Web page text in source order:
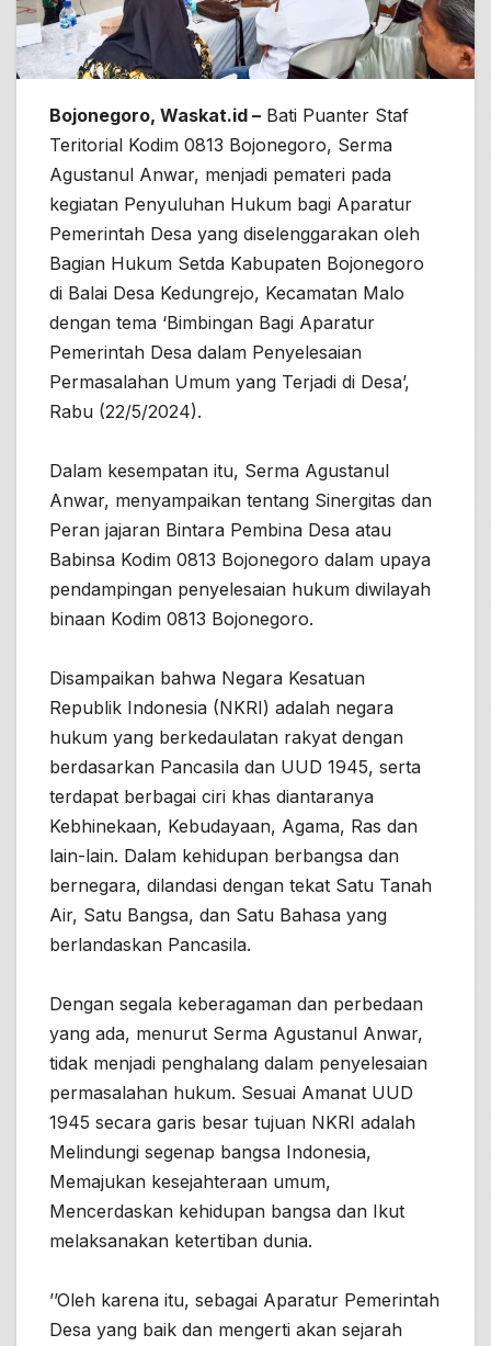
Bojonegoro, Waskat.id – Bati Puanter Staf
Teritorial Kodim 0813 Bojonegoro, Serma
Agustanul Anwar, menjadi pemateri pada
kegiatan Penyuluhan Hukum bagi Aparatur
Pemerintah Desa yang diselenggarakan oleh
Bagian Hukum Setda Kabupaten Bojonegoro
di Balai Desa Kedungrejo, Kecamatan Malo
dengan tema ‘Bimbingan Bagi Aparatur
Pemerintah Desa dalam Penyelesaian
Permasalahan Umum yang Terjadi di Desa’,
Rabu (22/5/2024).
Dalam kesempatan itu, Serma Agustanul
Anwar, menyampaikan tentang Sinergitas dan
Peran jajaran Bintara Pembina Desa atau
Babinsa Kodim 0813 Bojonegoro dalam upaya
pendampingan penyelesaian hukum diwilayah
binaan Kodim 0813 Bojonegoro.
Disampaikan bahwa Negara Kesatuan
Republik Indonesia (NKRI) adalah negara
hukum yang berkedaulatan rakyat dengan
berdasarkan Pancasila dan UUD 1945, serta
terdapat berbagai ciri khas diantaranya
Kebhinekaan, Kebudayaan, Agama, Ras dan
lain-lain. Dalam kehidupan berbangsa dan
bernegara, dilandasi dengan tekat Satu Tanah
Air, Satu Bangsa, dan Satu Bahasa yang
berlandaskan Pancasila.
Dengan segala keberagaman dan perbedaan
yang ada, menurut Serma Agustanul Anwar,
tidak menjadi penghalang dalam penyelesaian
permasalahan hukum. Sesuai Amanat UUD
1945 secara garis besar tujuan NKRI adalah
Melindungi segenap bangsa Indonesia,
Memajukan kesejahteraan umum,
Mencerdaskan kehidupan bangsa dan Ikut
melaksanakan ketertiban dunia.
’’Oleh karena itu, sebagai Aparatur Pemerintah
Desa yang baik dan mengerti akan sejarah